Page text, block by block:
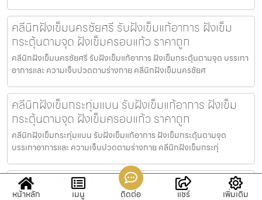
คลีนิกฝังเข็มนครชัยศรี รับฝังเข็มแก้อาการ ฝังเข็ม
กระตุ้นตามจุด ฝังเข็มครอบแก้ว ราคาถูก
คลีนิกฝังเข็มนครชัยศรี รับฝังเข็มแก้อาการ ฝังเข็มกระตุ้นตามจุด บรรเทา
อาการและ ความเจ็บปวดตามร่างกาย คลีนิกฝังเข็มนครชัยศ
คลีนิกฝังเข็มกระทุ่มแบน รับฝังเข็มแก้อาการ ฝังเข็ม
กระตุ้นตามจุด ฝังเข็มครอบแก้ว ราคาถูก
คลีนิกฝังเข็มกระทุ่มแบน รับฝังเข็มแก้อาการ ฝังเข็มกระตุ้นตามจุด
บรรเทาอาการและ ความเจ็บปวดตามร่างกาย คลีนิกฝังเข็มกระทุ่
คลีนิกฝังเข็มธนบุรี รับฝังเข็มแก้อาการ ฝังเข็มกระตุ้น
ตามจุด ฝังเข็มครอบแก้ว ราคาถูก
หน้าหลัก เมนู ติดต่อ แชร์ เพิ่มเติม